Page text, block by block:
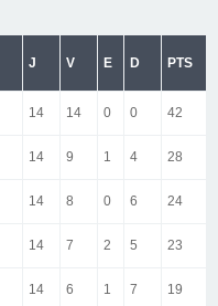
J V E D PTS
14 14 0 0 42
14 9 1 4 28
14 8 0 6 24
14 7 2 5 23
14 6 1 7 19